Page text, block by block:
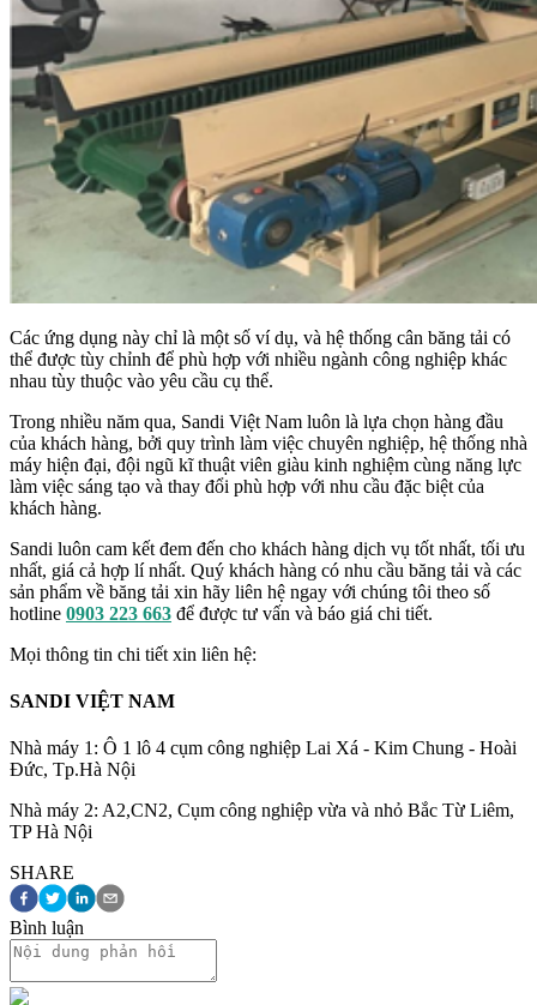
Các ứng dụng này chỉ là một số ví dụ, và hệ thống cân băng tải có
thể được tùy chỉnh để phù hợp với nhiều ngành công nghiệp khác
nhau tùy thuộc vào yêu cầu cụ thể.
Trong nhiều năm qua, Sandi Việt Nam luôn là lựa chọn hàng đầu
của khách hàng, bởi quy trình làm việc chuyên nghiệp, hệ thống nhà
máy hiện đại, đội ngũ kĩ thuật viên giàu kinh nghiệm cùng năng lực
làm việc sáng tạo và thay đổi phù hợp với nhu cầu đặc biệt của
khách hàng.
Sandi luôn cam kết đem đến cho khách hàng dịch vụ tốt nhất, tối ưu
nhất, giá cả hợp lí nhất. Quý khách hàng có nhu cầu băng tải và các
sản phẩm về băng tải xin hãy liên hệ ngay với chúng tôi theo số
hotline 0903 223 663 để được tư vấn và báo giá chi tiết.
Mọi thông tin chi tiết xin liên hệ:
SANDI VIỆT NAM
Nhà máy 1: Ô 1 lô 4 cụm công nghiệp Lai Xá - Kim Chung - Hoài
Đức, Tp.Hà Nội
Nhà máy 2: A2,CN2, Cụm công nghiệp vừa và nhỏ Bắc Từ Liêm,
TP Hà Nội
SHARE
Bình luận